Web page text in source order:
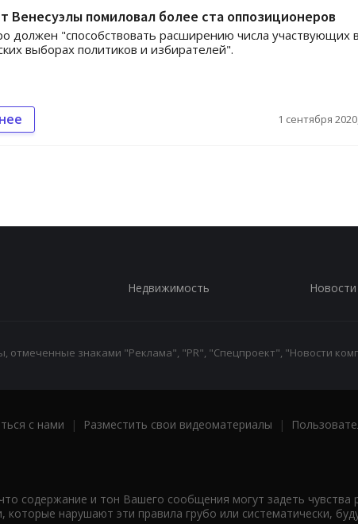
Венесуэлы помиловал более ста оппозиционеров
должен "способствовать расширению числа участвующих в
выборах политиков и избирателей".
1 сентября
Недвижимость Новости
отмеченные знаками "Реклама", "PR", "Спецпроект", "Новости
с нами | Разместить свои видеоматериалы |
содержание и тон Вашего сообщения могут задеть чувства
нарушают эти правила грубо или систематически,